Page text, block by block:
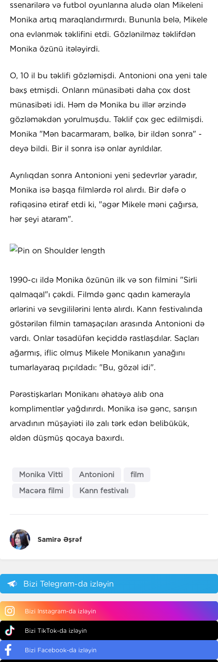
ssenarilərə və futbol oyunlarına aludə olan Mikeleni
Monika artıq maraqlandırmırdı. Bununla belə, Mikele
ona evlənmək təklifini etdi. Gözlənilməz təklifdən
Monika özünü itələyirdi.
O, 10 il bu təklifi gözləmişdi. Antonioni ona yeni tale
bəxş etmişdi. Onların münasibəti daha çox dost
münasibəti idi. Həm də Monika bu illər ərzində
gözləməkdən yorulmuşdu. Təklif çox gec edilmişdi.
Monika "Mən bacarmaram, bəlkə, bir ildən sonra" -
deyə bildi. Bir il sonra isə onlar ayrıldılar.
Ayrılıqdan sonra Antonioni yeni şedevrlər yaradır,
Monika isə başqa filmlərdə rol alırdı. Bir dəfə o
rəfiqəsinə etiraf etdi ki, "əgər Mikele məni çağırsa,
hər şeyi ataram".
1990-cı ildə Monika özünün ilk və son filmini "Sirli
qalmaqal"ı çəkdi. Filmdə gənc qadın kamerayla
ərlərini və sevgililərini lentə alırdı. Kann festivalında
göstərilən filmin tamaşaçıları arasında Antonioni də
vardı. Onlar təsadüfən keçiddə rastlaşdılar. Saçları
ağarmış, iflic olmuş Mikele Monikanın yanağını
tumarlayaraq pıçıldadı: "Bu, gözəl idi".
Pərəstişkarları Monikanı əhatəyə alıb ona
komplimentlər yağdırırdı. Monika isə gənc, sarışın
arvadının müşayiəti ilə zalı tərk edən belibükük,
əldən düşmüş qocaya baxırdı.
Monika Vitti Antonioni
film
Macəra filmi
Kann festivalı
Samirə Əşrəf
Bizi Telegram-da izləyin
Bizi Instagram-da izləyin
Bizi TikTok-da izləyin
Bizi Facebook-da izləyin